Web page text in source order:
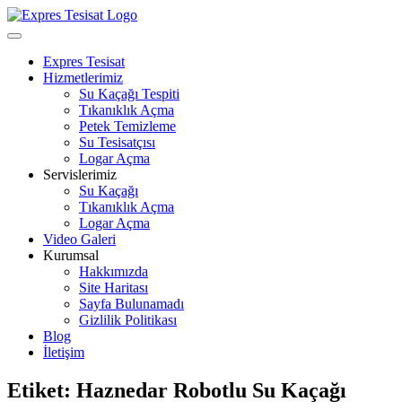
Skip
to
Open
Expres Tesisat
Hizmetlerimiz
Su Kaçağı Tespiti
Tıkanıklık Açma
Petek Temizleme
Su Tesisatçısı
Logar Açma
Servislerimiz
Su Kaçağı
Tıkanıklık Açma
Logar Açma
Video Galeri
Kurumsal
Hakkımızda
Site Haritası
Sayfa Bulunamadı
Gizlilik Politikası
Blog
İletişim
Close
Menu
Etiket: Haznedar Robotlu Su Kaçağı